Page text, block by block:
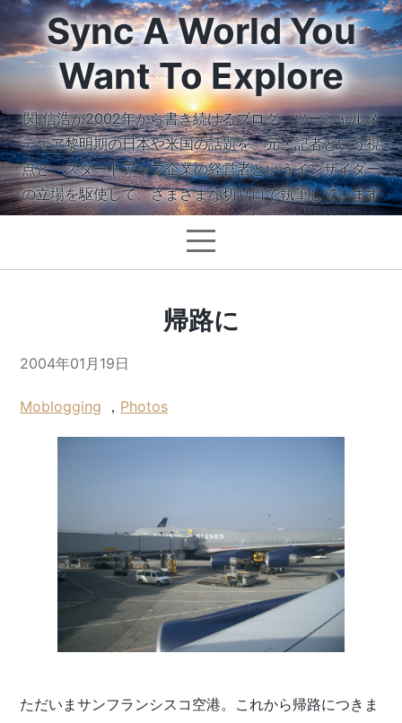
Sync A World You
Want To Explore
関 信浩が2002年から書き続けるブログ。ソーシャルメ
ディア黎明期の日本や米国の話題を、元・記者という視
点と、スタートアップ企業の経営者というインサイダー
の立場を駆使して、さまざまな切り口で執筆しています
帰路に
2004年01月19日
Moblogging ， Photos
ただいまサンフランシスコ空港。これから帰路につきま